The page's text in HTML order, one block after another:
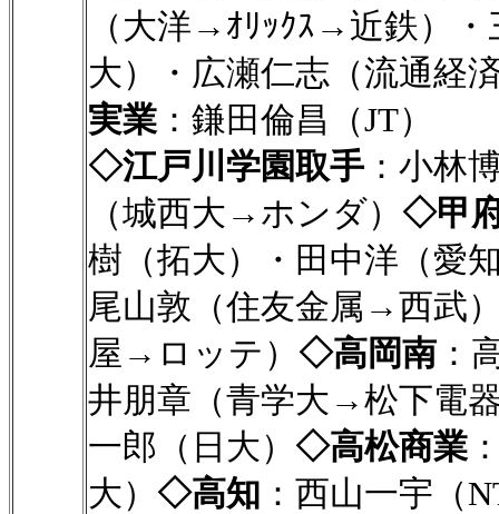
（大洋→ｵﾘｯｸｽ→近鉄）
大）・広瀬仁志（流通経
実業 ：鎌田倫昌（JT）
◇江戸川学園取手 ：小林
（城西大→ホンダ） ◇甲
樹（拓大）・田中洋（愛
尾山敦（住友金属→西武
屋→ロッテ） ◇高岡南 ：
井朋章（青学大→松下電
一郎（日大） ◇高松商業
大） ◇高知 ：西山一宇（